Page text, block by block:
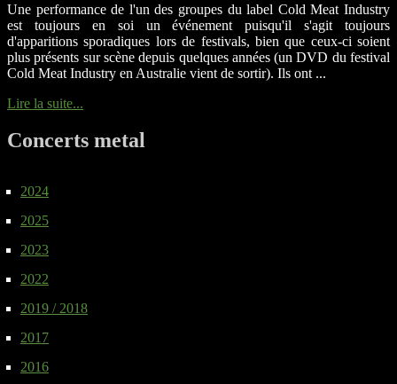
Une performance de l'un des groupes du label Cold Meat Industry
est toujours en soi un événement puisqu'il s'agit toujours
d'apparitions sporadiques lors de festivals, bien que ceux-ci soient
plus présents sur scène depuis quelques années (un DVD du festival
Cold Meat Industry en Australie vient de sortir). Ils ont ...
Lire la suite...
Concerts metal
2024
2025
2023
2022
2019 / 2018
2017
2016